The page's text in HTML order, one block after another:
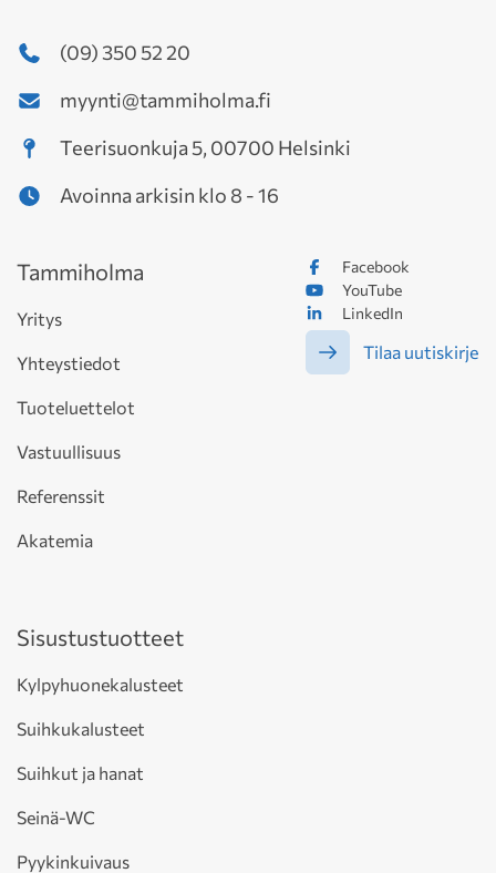
(09) 350 52 20
myynti@tammiholma.fi
Teerisuonkuja 5, 00700 Helsinki
Avoinna arkisin klo 8 - 16
Facebook
YouTube
LinkedIn
Tilaa uutiskirje
Tammiholma
Yritys
Yhteystiedot
Tuoteluettelot
Vastuullisuus
Referenssit
Akatemia
Sisustustuotteet
Kylpyhuonekalusteet
Suihkukalusteet
Suihkut ja hanat
Seinä-WC
Pyykinkuivaus